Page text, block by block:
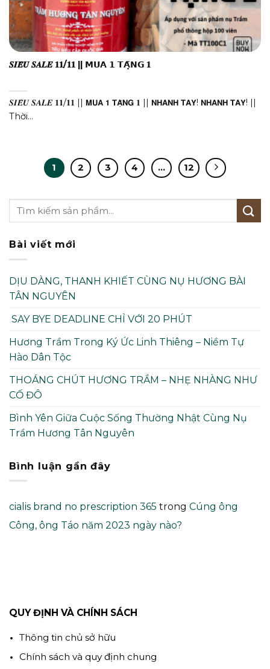
𝑺𝑰𝑬̂𝑼 𝑺𝑨𝑳𝑬 𝟏𝟏/𝟏𝟏 || 𝗠𝗨𝗔 𝟭 𝗧𝗔̣̆𝗡𝗚 𝟏
𝑺𝑰𝑬̂𝑼 𝑺𝑨𝑳𝑬 𝟏𝟏/𝟏𝟏 || 𝗠𝗨𝗔 𝟭 𝗧𝗔̣̆𝗡𝗚 𝟏 || 𝗡𝗛𝗔𝗡𝗛 𝗧𝗔𝗬! 𝗡𝗛𝗔𝗡𝗛 𝗧𝗔𝗬! ||
Thời...
1 2 3 4 … 12
Bài viết mới
DỊU DÀNG, THANH KHIẾT CÙNG NỤ HƯƠNG BÀI
TÂN NGUYÊN
SAY BYE DEADLINE CHỈ VỚI 20 PHÚT
Hương Trầm Trong Ký Ức Linh Thiêng – Niềm Tự
Hào Dân Tộc
THOÁNG CHÚT HƯƠNG TRẦM – NHẸ NHÀNG NHƯ
CỐ ĐÔ
Bình Yên Giữa Cuộc Sống Thường Nhật Cùng Nụ
Trầm Hương Tân Nguyên
Bình luận gần đây
cialis brand no prescription 365 trong Cúng ông
Công, ông Táo năm 2023 ngày nào?
QUY ĐỊNH VÀ CHÍNH SÁCH
Thông tin chủ sở hữu
Chính sách và quy định chung